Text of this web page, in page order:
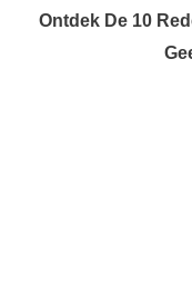
Ontdek De 10